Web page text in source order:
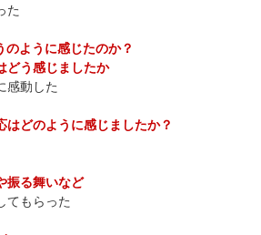
た
のように感じたのか？
う感じましたか
感動した
のように感じましたか？
る舞いなど
てもらった